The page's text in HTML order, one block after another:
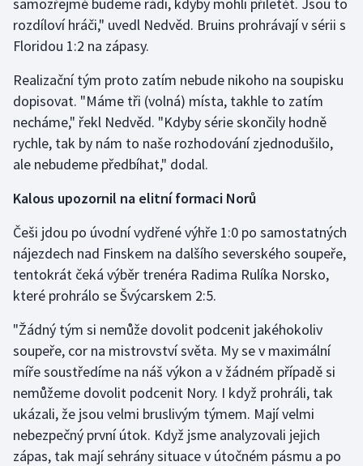
rozdíloví hráči," uvedl Nedvěd. Bruins prohrávají v sérii s
Floridou 1:2 na zápasy.
Realizační tým proto zatím nebude nikoho na soupisku
dopisovat. "Máme tři (volná) místa, takhle to zatím
necháme," řekl Nedvěd. "Kdyby série skončily hodně
rychle, tak by nám to naše rozhodování zjednodušilo,
ale nebudeme předbíhat," dodal.
Kalous upozornil na elitní formaci Norů
Češi jdou po úvodní vydřené výhře 1:0 po samostatných
nájezdech nad Finskem na dalšího severského soupeře,
tentokrát čeká výběr trenéra Radima Rulíka Norsko,
které prohrálo se Švýcarskem 2:5.
"Žádný tým si nemůže dovolit podcenit jakéhokoliv
soupeře, cor na mistrovství světa. My se v maximální
míře soustředíme na náš výkon a v žádném případě si
nemůžeme dovolit podcenit Nory. I když prohráli, tak
ukázali, že jsou velmi bruslivým týmem. Mají velmi
nebezpečný první útok. Když jsme analyzovali jejich
zápas, tak mají sehrány situace v útočném pásmu a po